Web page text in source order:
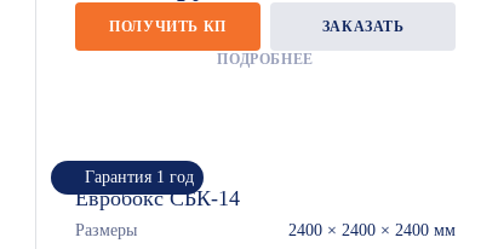
ПОЛУЧИТЬ КП
ЗАКАЗАТЬ
ПОДРОБНЕЕ
Гарантия 1 год
Евробокс СБК-14
Размеры 2400 × 2400 × 2400 мм